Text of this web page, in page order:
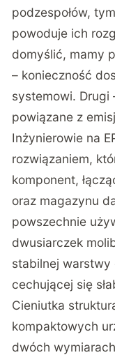
podzespołów,
powoduje ich
domyślić, mamy
– konieczność
systemowi. Drugi
powiązane z
Inżynierowie na
rozwiązaniem,
komponent,
oraz magazynu
powszechnie
dwusiarczek
stabilnej warstwy
cechującej się
Cieniutka
kompaktowych
dwóch